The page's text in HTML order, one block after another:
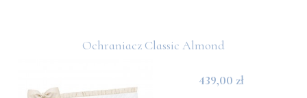
Ochraniacz Classic Almond
439,00 zł